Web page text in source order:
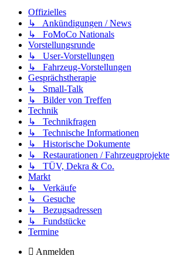
Offizielles
↳ Ankündigungen / News
↳ FoMoCo Nationals
Vorstellungsrunde
↳ User-Vorstellungen
↳ Fahrzeug-Vorstellungen
Gesprächstherapie
↳ Small-Talk
↳ Bilder von Treffen
Technik
↳ Technikfragen
↳ Technische Informationen
↳ Historische Dokumente
↳ Restaurationen / Fahrzeugprojekte
↳ TÜV, Dekra & Co.
Markt
↳ Verkäufe
↳ Gesuche
↳ Bezugsadressen
↳ Fundstücke
Termine
Anmelden